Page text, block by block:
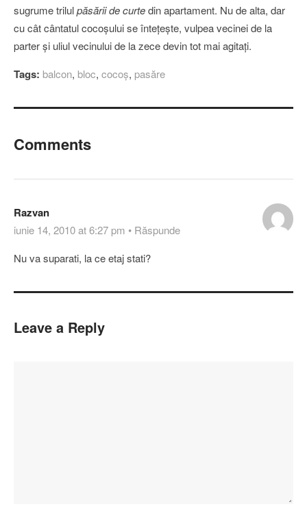
sugrume trilulpăsării de curtedin apartament. Nu de alta, dar
cu cât cântatul cocoşului se înteţeşte, vulpea vecinei de la
parter şi uliul vecinului de la zece devin tot mai agitaţi.
Tags: balcon, bloc, cocoș, pasăre
Comments
Razvan
iunie 14, 2010 at 6:27 pm • Răspunde
Nu va suparati, la ce etaj stati?
Leave a Reply